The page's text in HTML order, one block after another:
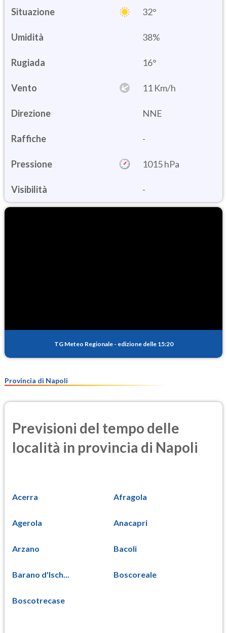
Situazione 32°
Umidità 38%
16°
Vento 11 Km/h
Direzione NNE
Raffiche -
Pressione 1015 hPa
Visibilità -
TG Meteo Regionale - edizione delle 15:20
Provincia di Napoli
Previsioni del tempo delle
località in provincia di Napoli
Acerra Afragola
Agerola Anacapri
Arzano Bacoli
Barano d'Isch... Boscoreale
Boscotrecase